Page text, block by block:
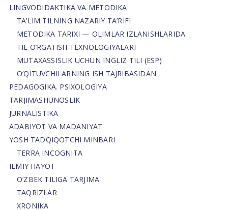
LINGVODIDAKTIKA VA METODIKA
TA’LIM TILNING NAZARIY TA’RIFI
METODIKA TARIXI — OLIMLAR IZLANISHLARIDA
TIL O’RGATISH TEXNOLOGIYALARI
MUTAXASSISLIK UCHUN INGLIZ TILI (ESP)
O’QITUVCHILARNING ISH TAJRIBASIDAN
PEDAGOGIKA. PSIXOLOGIYA
TARJIMASHUNOSLIK
JURNALISTIKA
ADABIYOT VA MADANIYAT
YOSH TADQIQOTCHI MINBARI
TERRA INCOGNITA
ILMIY HAYOT
O’ZBEK TILIGA TARJIMA
TAQRIZLAR
XRONIKA